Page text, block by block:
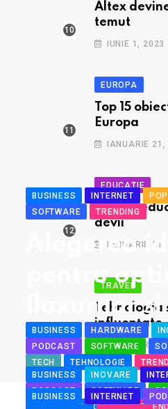
Altex
temut
IUNIE 1, 2023
EUROPA
Top 15
Europa
IANUARIE
EDUCAȚIE
Despre
devii
IANUARIE
TRAVEL
Tehnologia
influențate
DECEMBRIE
BUSINESS INTERNET
SOFTWARE
TRENDING
Alegerea
pentru
fluxurilor și
aferente
WinMentor
BUSINESS HARDWARE
PODCAST
SOFTWARE
TECH
TEHNOLOGIE
CautCurier.ro –
BUSINESS INOVARE
PODCAST
SOFTWARE
TECH
TEHNOLOGIE
BUSINESS INTERNET